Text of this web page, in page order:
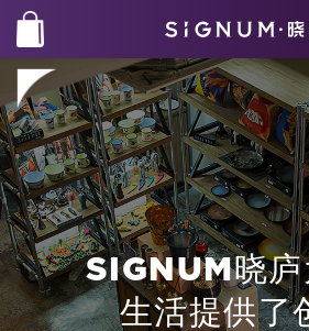
SIGNUM晓庐
生活提供了